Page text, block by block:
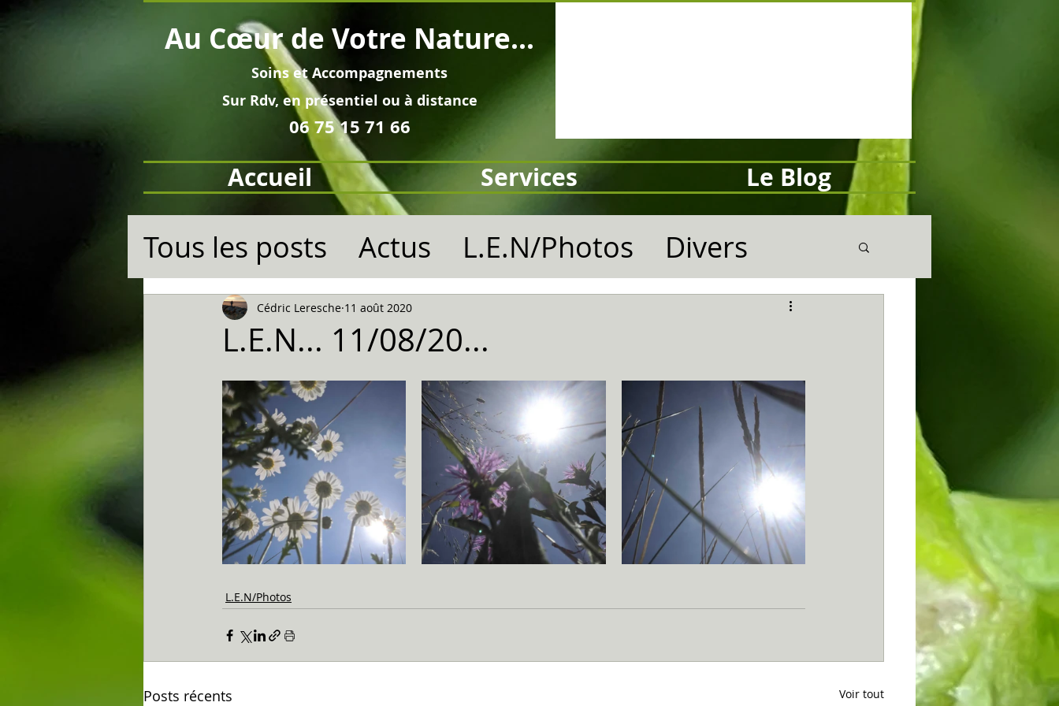
Soins etAccompagnements
Sur Rdv, en présentiel ou à distance
06 75 15 71 66
Au Cœurde Votre Nature...
Accueil Services Le Blog
Tous les posts Actus L.E.N/Photos Divers
L.E.N... 11/08/20...
Cédric Leresche 11 août 2020
L.E.N/Photos
Posts récents Voir tout